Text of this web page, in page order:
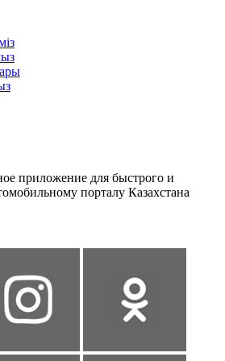
приложение для быстрого и
порталу Казахстана